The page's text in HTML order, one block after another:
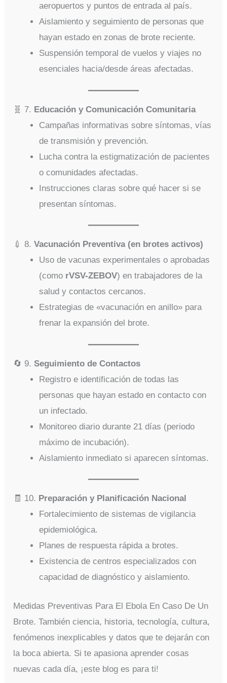
aeropuertos y puntos de entrada al país.
Aislamiento y seguimiento de personas que
hayan estado en zonas de brote reciente.
Suspensión temporal de vuelos y viajes no
esenciales hacia/desde áreas afectadas.
🧬 7. Educación y Comunicación Comunitaria
Campañas informativas sobre síntomas, vías
de transmisión y prevención.
Lucha contra la estigmatización de pacientes
o comunidades afectadas.
Instrucciones claras sobre qué hacer si se
presentan síntomas.
💉 8.Vacunación Preventiva (en brotes activos)
Uso de vacunas experimentales o aprobadas
(como rVSV-ZEBOV) en trabajadores de la
salud y contactos cercanos.
Estrategias de «vacunación en anillo» para
frenar la expansión del brote.
🔄 9.Seguimiento de Contactos
Registro e identificación de todas las
personas que hayan estado en contacto con
un infectado.
Monitoreo diario durante 21 días (periodo
máximo de incubación).
Aislamiento inmediato si aparecen síntomas.
🧾 10. Preparación y Planificación Nacional
Fortalecimiento de sistemas de vigilancia
epidemiológica.
Planes de respuesta rápida a brotes.
Existencia de centros especializados con
capacidad de diagnóstico y aislamiento.
Medidas Preventivas Para El Ebola En Caso De Un
Brote. También ciencia, historia, tecnología, cultura,
fenómenos inexplicables y datos que te dejarán con
la boca abierta. Si te apasiona aprender cosas
nuevas cada día, ¡este blog es para ti!